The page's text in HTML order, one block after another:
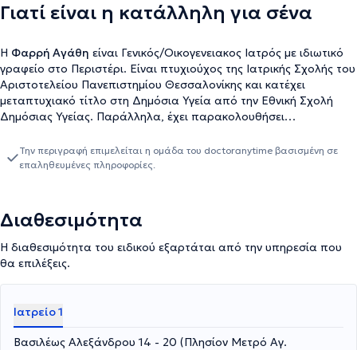
Γιατί είναι η κατάλληλη για σένα
Η Φαρρή Αγάθη είναι Γενικός/Οικογενειακος Ιατρός με ιδιωτικό
γραφείο στο Περιστέρι. Είναι πτυχιούχος της Ιατρικής Σχολής του
Αριστοτελείου Πανεπιστημίου Θεσσαλονίκης και κατέχει
μεταπτυχιακό τίτλο στη Δημόσια Υγεία από την Εθνική Σχολή
Δημόσιας Υγείας. Παράλληλα, έχει παρακολουθήσει
Ιατρική. Η γιατρός έχει σημαντική εργασιακή εμπειρία και στο
ιδιωτικό της ιατρείο αντιμετωπίζει παθήσεις, όπως η απώλεια
σύνδρομο.
Την περιγραφή επιμελείται η ομάδα του doctoranytime βασισμένη σε
επαληθευμένες πληροφορίες.
Διαθεσιμότητα
Η διαθεσιμότητα του ειδικού εξαρτάται από την υπηρεσία που
θα επιλέξεις.
Ιατρείο 1
Βασιλέως Αλεξάνδρου 14 - 20 (Πλησίον Μετρό Αγ.